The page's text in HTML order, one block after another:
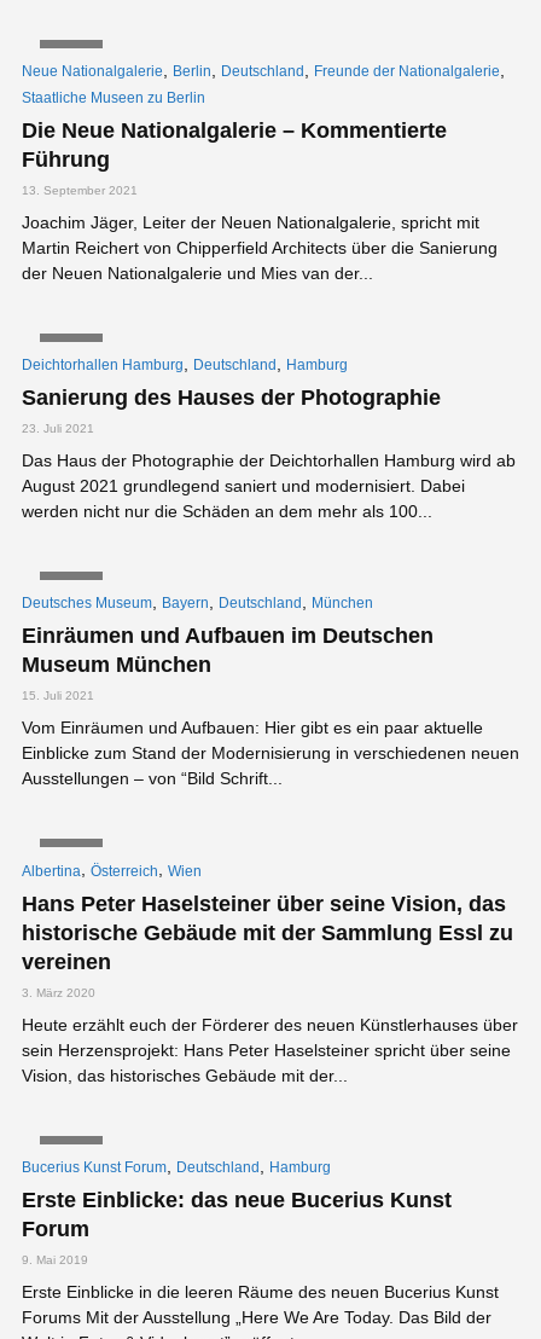
Neue Nationalgalerie Berlin Deutschland Freunde der Nationalgalerie
Staatliche Museen zu Berlin
Die Neue Nationalgalerie – Kommentierte
Führung
13. September 2021
Joachim Jäger, Leiter der Neuen Nationalgalerie, spricht mit
Martin Reichert von Chipperfield Architects über die Sanierung
der Neuen Nationalgalerie und Mies van der...
Deichtorhallen Hamburg Deutschland Hamburg
Sanierung des Hauses der Photographie
23. Juli 2021
Das Haus der Photographie der Deichtorhallen Hamburg wird ab
August 2021 grundlegend saniert und modernisiert. Dabei
werden nicht nur die Schäden an dem mehr als 100...
Deutsches Museum Bayern Deutschland München
Einräumen und Aufbauen im Deutschen
Museum München
15. Juli 2021
Vom Einräumen und Aufbauen: Hier gibt es ein paar aktuelle
Einblicke zum Stand der Modernisierung in verschiedenen neuen
Ausstellungen – von “Bild Schrift...
Albertina, Österreich, Wien
Hans Peter Haselsteiner über seine Vision, das
historische Gebäude mit der Sammlung Essl zu
vereinen
3. März 2020
Heute erzählt euch der Förderer des neuen Künstlerhauses über
sein Herzensprojekt: Hans Peter Haselsteiner spricht über seine
Vision, das historisches Gebäude mit der...
Bucerius Kunst Forum Deutschland Hamburg
Erste Einblicke: das neue Bucerius Kunst
Forum
9. Mai 2019
Erste Einblicke in die leeren Räume des neuen Bucerius Kunst
Forums Mit der Ausstellung „Here We Are Today. Das Bild der